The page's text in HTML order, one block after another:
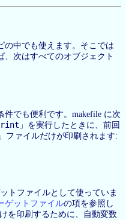
中でも使えます。そこでは
、次はすべてのオブジェクト
でも便利です。makefile に次
」を実行したときに、前回
」ファイルだけが印刷されます:
トファイルとして使っていま
ゲットファイルの項を参照し
を印刷するために、自動変数